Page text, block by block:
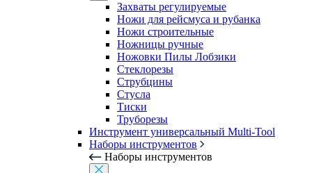
Захваты регулируемые
Ножи для рейсмуса и рубанка
Ножи строительные
Ножницы ручные
Ножовки Пилы Лобзики
Стеклорезы
Струбцины
Стусла
Тиски
Труборезы
Инструмент универсальный Multi-Tool
Наборы инструментов
Наборы инструментов